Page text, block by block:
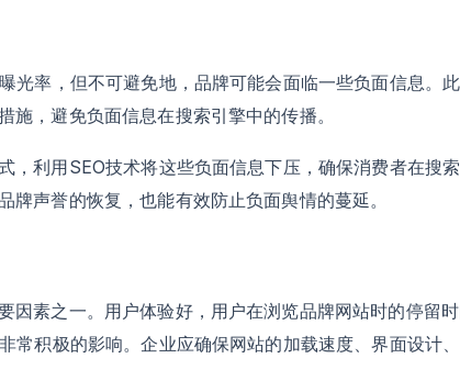
光率，但不可避免地，品牌可能会面临一些负面信息。
，避免负面信息在搜索引擎中的传播。
，利用SEO技术将这些负面信息下压，确保消费者在搜
声誉的恢复，也能有效防止负面舆情的蔓延。
因素之一。用户体验好，用户在浏览品牌网站时的停留
常积极的影响。企业应确保网站的加载速度、界面设计